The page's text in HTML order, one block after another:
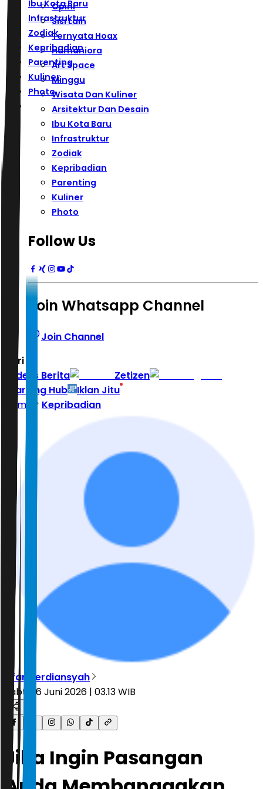
Ibu Kota Baru
Infrastruktur
Zodiak
Kepribadian
Parenting
Kuliner
Photo
Opini
Sisi Lain
Ternyata Hoax
Humaniora
Art Space
Minggu
Wisata Dan Kuliner
Arsitektur Dan Desain
Ibu Kota Baru
Infrastruktur
Zodiak
Kepribadian
Parenting
Kuliner
Photo
Follow Us
Join Whatsapp Channel
Join Channel
Hari ini
Indeks Berita
Zetizen
Learning Hub
Iklan Jitu
Home
Kepribadian
Irfan Ferdiansyah
Sabtu, 6 Juni 2026 | 03.13 WIB
Jika Ingin Pasangan